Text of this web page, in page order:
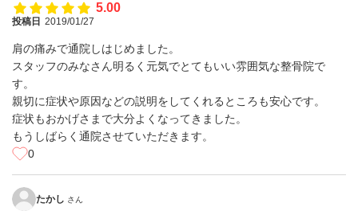
5.00
投稿日 2019/01/27
肩の痛みで通院しはじめました。
スタッフのみなさん明るく元気でとてもいい雰囲気な整骨院で
す。
親切に症状や原因などの説明をしてくれるところも安心です。
症状もおかげさまで大分よくなってきました。
もうしばらく通院させていただきます。
0
たかし さん